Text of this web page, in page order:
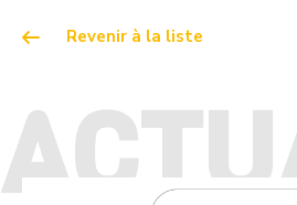
Revenir à la liste